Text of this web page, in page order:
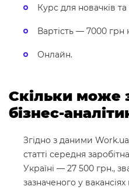
Курс для новачків та
Вартість — 7000 грн
Онлайн.
Скільки може
бізнес-
Згідно з даними
статті середня
Україні — 27 500 грн.,
зазначеного у вакансіях